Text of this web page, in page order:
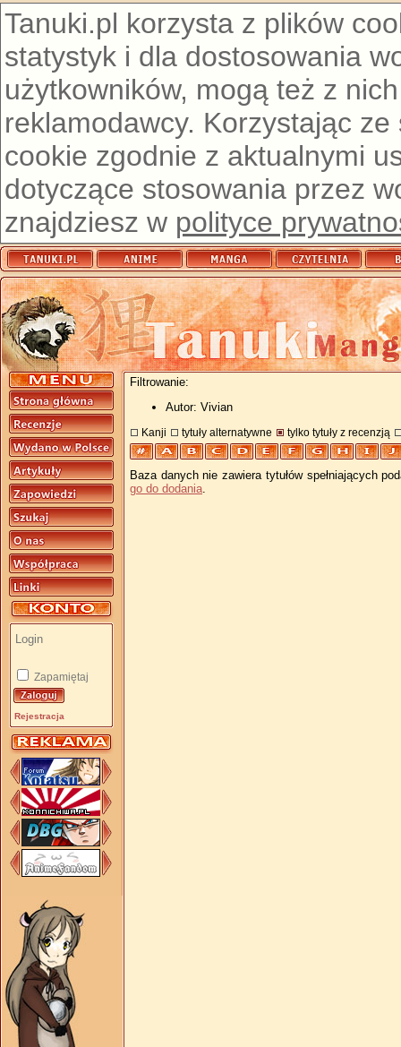
Tanuki.pl korzysta z plików
statystyk i dla dostosowania
użytkowników, mogą też z
reklamodawcy. Korzystając
cookie zgodnie z aktualnymi
dotyczące stosowania przez
znajdziesz w polityce
Zapamiętaj
Rejestracja
Filtrowanie:
Autor: Vivian
Kanji tytuły alternatywne tylko tytuły z recenzją
Baza danych nie zawiera tytułów spełniających
go do dodania.